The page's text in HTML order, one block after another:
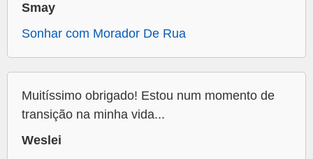
Smay
Sonhar com Morador De Rua
Muitíssimo obrigado! Estou num momento de
transição na minha vida...
Weslei